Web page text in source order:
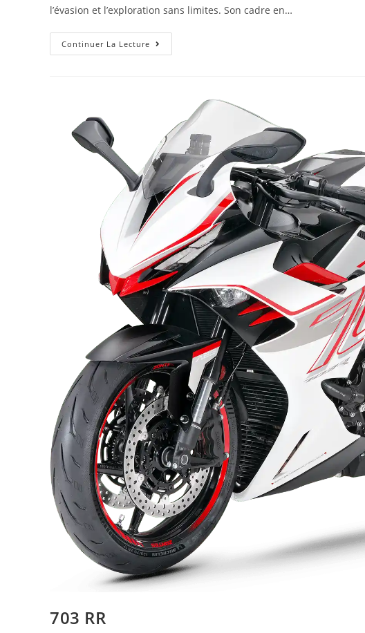
l’évasion et l’exploration sans limites. Son cadre en…
Continuer La Lecture
703 RR